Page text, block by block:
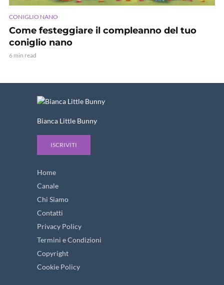
CONIGLIO NANO
Come festeggiare il compleanno del tuo
coniglio nano
6 min read
Bianca Little Bunny
ISCRIVITI
Home
Canale
Chi Siamo
Contatti
Privacy Policy
Termini e Condizioni
Copyright
Cookie Policy